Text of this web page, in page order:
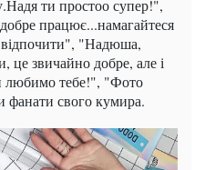
ти простоо супер!",
працює...намагайтеся
відпочити", "Надюша,
це звичайно добре, але і
любимо тебе!", "Фото
фанати свого кумира.